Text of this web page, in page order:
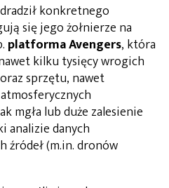
konkretnego
się jego żołnierze na
platforma Avengers, która
kilku tysięcy wrogich
sprzętu, nawet
mgła lub duże zalesienie
analizie danych
źródeł (m.in. dronów